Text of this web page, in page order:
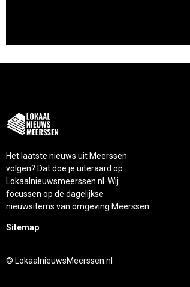
Het laatste nieuws uit Meerssen
volgen? Dat doe je uiteraard op
Lokaalnieuwsmeerssen.nl. Wij
focussen op de dagelijkse
nieuwsitems van omgeving Meerssen.
Sitemap
© LokaalnieuwsMeerssen.nl